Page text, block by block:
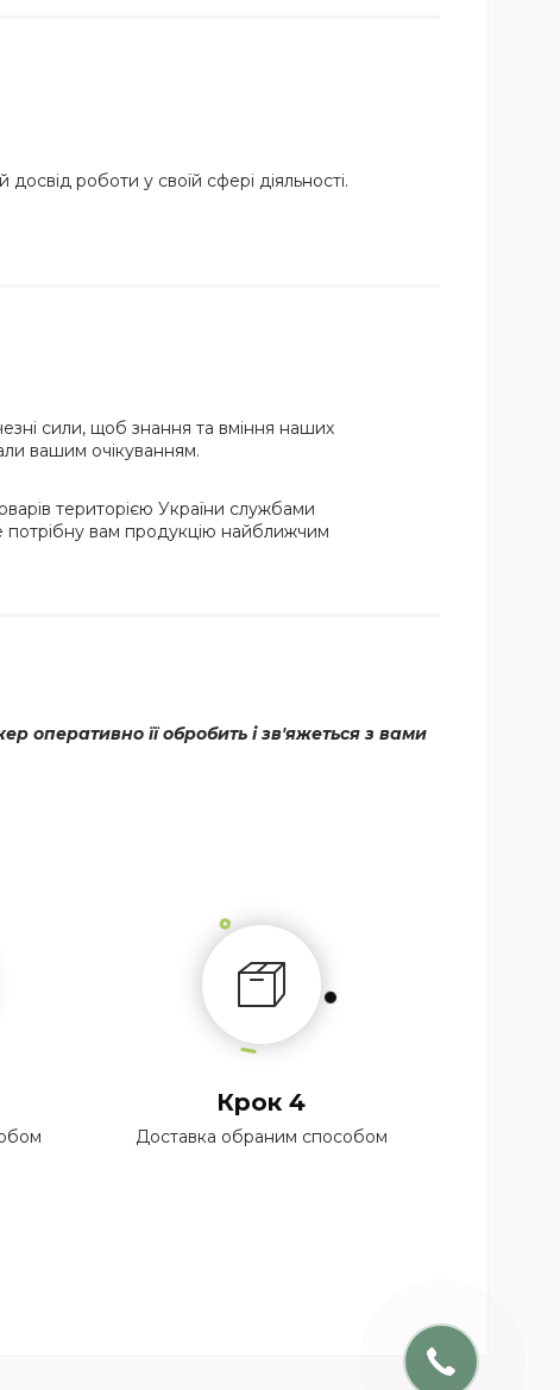
роботи у своїй сфері діяльності.
сили, щоб знання та вміння наших
вашим очікуванням.
територією України службами
потрібну вам продукцію найближчим
її обробить і зв'яжеться з вами
Крок 4
Доставка обраним способом